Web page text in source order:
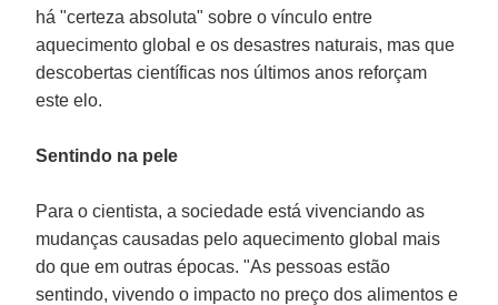
há "certeza absoluta" sobre o vínculo entre
aquecimento global e os desastres naturais, mas que
descobertas científicas nos últimos anos reforçam
este elo.
Sentindo na pele
Para o cientista, a sociedade está vivenciando as
mudanças causadas pelo aquecimento global mais
do que em outras épocas. "As pessoas estão
sentindo, vivendo o impacto no preço dos alimentos e